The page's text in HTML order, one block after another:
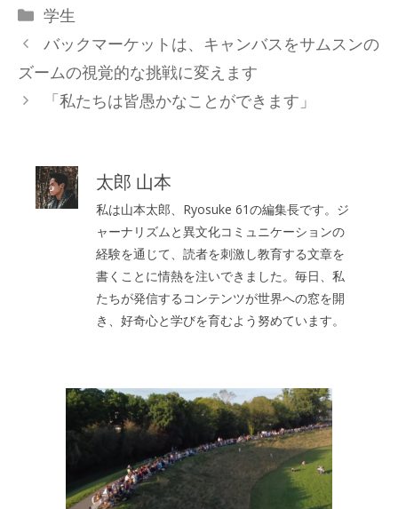
カ
テ
リ
ー
学生
バックマーケットは、キャンバスをサムスンの
ズームの視覚的な挑戦に変えます
「私たちは皆愚かなことができます」
太郎 山本
私は山本太郎、Ryosuke 61の編集長です。ジ
ャーナリズムと異文化コミュニケーションの
経験を通じて、読者を刺激し教育する文章を
書くことに情熱を注いできました。毎日、私
たちが発信するコンテンツが世界への窓を開
き、好奇心と学びを育むよう努めています。